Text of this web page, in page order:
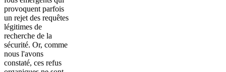
provoquent parfois
un rejet des requêtes
légitimes de
recherche de la
sécurité. Or, comme
nous l'avons
constaté, ces refus